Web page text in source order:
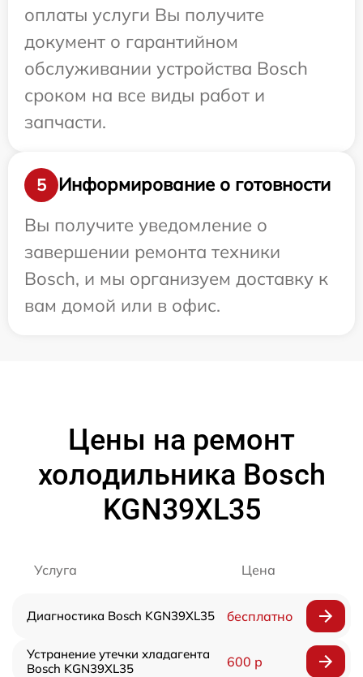
оплаты услуги Вы получите
документ о гарантийном
обслуживании устройства Bosch
сроком на все виды работ и
запчасти.
5
Информирование о готовности
Вы получите уведомление о
завершении ремонта техники
Bosch, и мы организуем доставку к
вам домой или в офис.
Цены на ремонт
холодильника Bosch
KGN39XL35
Услуга Цена
Диагностика Bosch KGN39XL35 бесплатно
Устранение утечки хладагента
Bosch KGN39XL35
600 р